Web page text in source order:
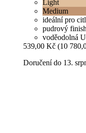
Light
Medium
ideální pro
pudrový
voděodolná
539,00 Kč (10
Doručení do 13.